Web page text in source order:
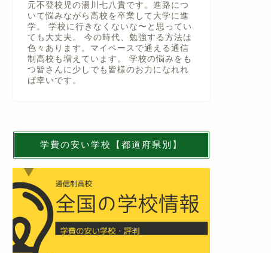
元不登校児の湯川七八貴です。進路につ
いて悩みながら高校を卒業して大学に進
学。 学校に行きなくないな〜と思ってい
ても大丈夫。 今の時代、勉強する方法は
色々あります。マイペースで通える通信
制高校も増えています。 学校の悩みをも
つ皆さんに少しでも皆様のお力になれれ
ば幸いです。
学費の安い学校【都道府県別】